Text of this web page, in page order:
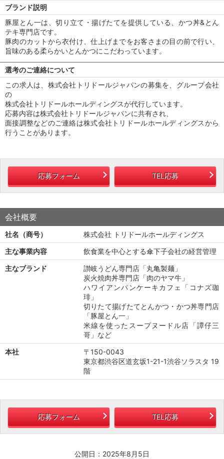
ブランド説明
豚屋とん一は、切り立て・揚げたてを提供している、かつ丼&とん
テキ専門店です。
豚肉のカットから衣付け、仕上げまでをお客さまの目の前で行い、
旨味のある柔らかいとんかつにこだわっています。
選考のご連絡について
この求人は、株式会社トリドールジャパンの募集を、グループ会社
の
株式会社トリドールホールディングスが代行しています。
応募内容は株式会社トリドールジャパンに共有され、
面接調整などのご連絡は株式会社トリドールホールディングスから
行うことがあります。
応募フォーム TEL応募
会社概要
社名（商号）
株式会社 トリドールホールディングス
主な事業内容
飲食業を中心とする傘下子会社の経営管理
主なブランド
讃岐うどん専門店「丸亀製麺」
炭火焼肉丼専門店「肉のヤマ牛」
ハワイアンパンケーキカフェ「コナズ珈
琲」
切りたて揚げたてとんかつ・かつ丼専門店
「豚屋とん一」
米線を使ったスープヌードル店「譚仔三
哥」など
本社
〒150-0043
東京都渋谷区道玄坂1-21-1渋谷ソラスタ 19
階
応募フォーム TEL応募
公開日：2025年8月5日